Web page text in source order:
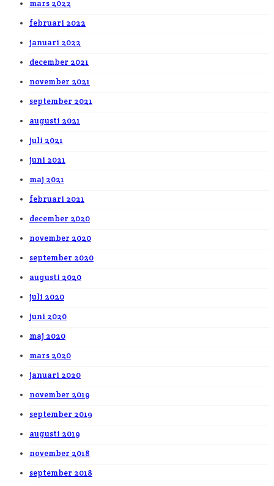
mars 2022
februari 2022
januari 2022
december 2021
november 2021
september 2021
augusti 2021
juli 2021
juni 2021
maj 2021
februari 2021
december 2020
november 2020
september 2020
augusti 2020
juli 2020
juni 2020
maj 2020
mars 2020
januari 2020
november 2019
september 2019
augusti 2019
november 2018
september 2018